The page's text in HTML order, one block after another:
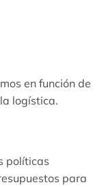
en función de
logística.
políticas
para